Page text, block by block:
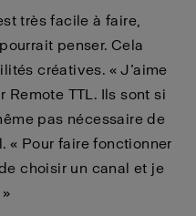
très facile à faire,
penser. Cela
créatives. « J’aime
Remote TTL. Ils sont si
pas nécessaire de
« Pour faire fonctionner
choisir un canal et je